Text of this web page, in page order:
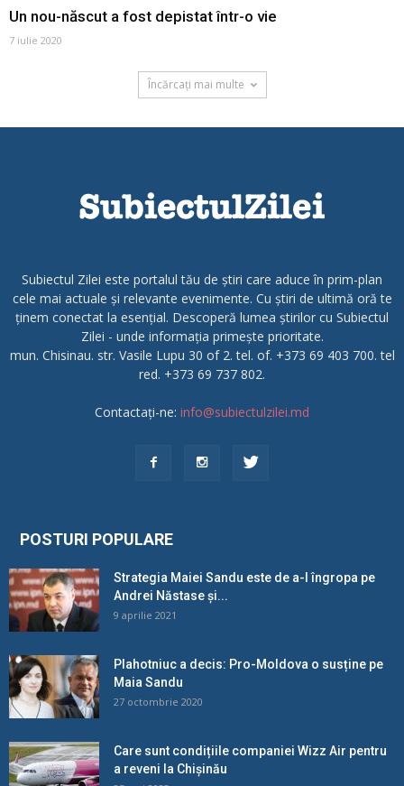
Un nou-născut a fost depistat într-o vie
7 iulie 2020
Încărcați mai multe
Subiectul Zilei este portalul tău de știri care aduce în prim-plan
cele mai actuale și relevante evenimente. Cu știri de ultimă oră te
ținem conectat la esențial. Descoperă lumea știrilor cu Subiectul
Zilei - unde informația primește prioritate.
mun. Chisinau. str. Vasile Lupu 30 of 2. tel. of. +373 69 403 700. tel
red. +373 69 737 802.
Contactați-ne: info@subiectulzilei.md
POSTURI POPULARE
Strategia Maiei Sandu este de a-l îngropa pe
Andrei Năstase și...
9 aprilie 2021
Plahotniuc a decis: Pro-Moldova o susține pe
Maia Sandu
27 octombrie 2020
Care sunt condițiile companiei Wizz Air pentru
a reveni la Chișinău